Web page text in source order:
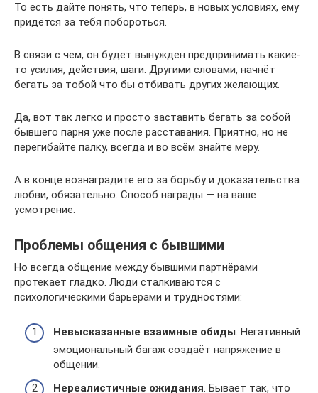
То есть дайте понять, что теперь, в новых условиях, ему
придётся за тебя побороться.
В связи с чем, он будет вынужден предпринимать какие-
то усилия, действия, шаги. Другими словами, начнёт
бегать за тобой что бы отбивать других желающих.
Да, вот так легко и просто заставить бегать за собой
бывшего парня уже после расставания. Приятно, но не
перегибайте палку, всегда и во всём знайте меру.
А в конце вознаградите его за борьбу и доказательства
любви, обязательно. Способ награды — на ваше
усмотрение.
Проблемы общения с бывшими
Но всегда общение между бывшими партнёрами
протекает гладко. Люди сталкиваются с
психологическими барьерами и трудностями:
Невысказанные взаимные обиды . Негативный
эмоциональный багаж создаёт напряжение в
общении.
Нереалистичные ожидания. Бывает так, что